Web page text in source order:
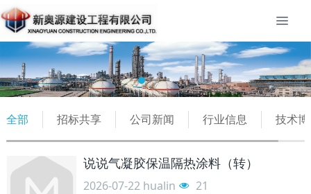
全部 招标共享 公司新闻 行业信息 技术
说说气凝胶保温隔热涂料（转）
2026-07-22 hualin 21